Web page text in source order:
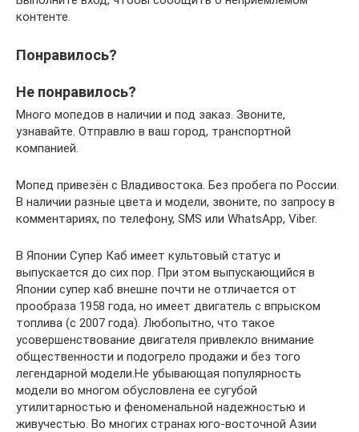
контенте.
Понравилось?
Не понравилось?
Много мопедов в наличии и под заказ. Звоните,
узнавайте. Отправлю в ваш город, транспортной
компанией.
Мопед привезён с Владивостока. Без пробега по России.
В наличии разные цвета и модели, звоните, по запросу в
комментариях, по телефону, SMS или WhatsApp, Viber.
В Японии Супер Каб имеет культовый статус и
выпускается до сих пор. При этом выпускающийся в
Японии супер каб внешне почти не отличается от
прообраза 1958 года, но имеет двигатель с впрыском
топлива (с 2007 года). Любопытно, что такое
усовершенствование двигателя привлекло внимание
общественности и подогрело продажи и без того
легендарной модели.Не убывающая популярность
модели во многом обусловлена ее сугубой
утилитарностью и феноменальной надежностью и
живучестью. Во многих странах юго-восточной Азии